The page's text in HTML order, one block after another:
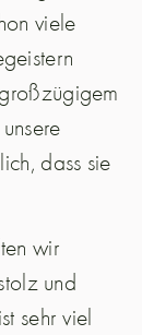
viele
dass sie
wir
und
sehr viel